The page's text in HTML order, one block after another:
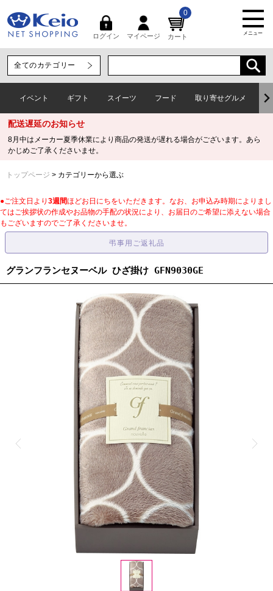
ログイン マイページ カート
0
メニュー
イベント ギフト スイーツ フード 取り寄せグルメ
配送遅延のお知らせ
8月中はメーカー夏季休業により商品の発送が遅れる場合がございます。あら
かじめご了承くださいませ。
トップページ カテゴリーから選ぶ
●ご注文日より 3週間ほどお日にちをいただきます。なお、お申込み時期によりまし
てはご挨拶状の作成やお品物の手配の状況により、お届日のご希望に添えない場合
もございますのでご了承くださいませ。
グランフランセヌーベル ひざ掛け GFN9030GE